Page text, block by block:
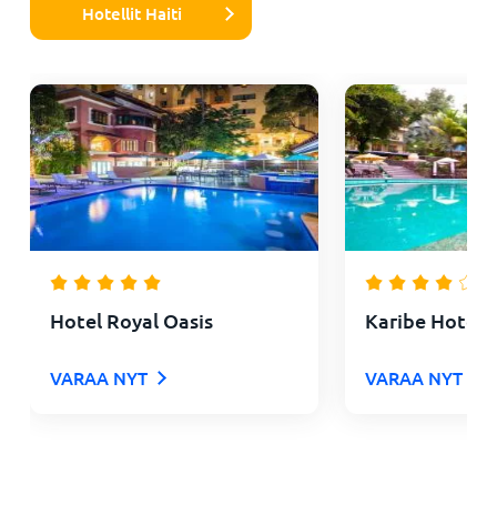
Hotellit Haiti
Hotel Royal Oasis
VARAA NYT
Karibe Hotel
VARAA NYT